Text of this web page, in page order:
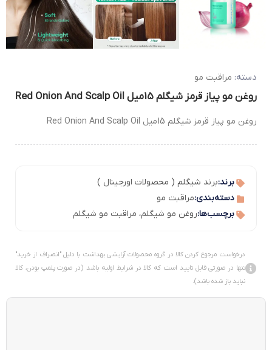
دسته: مراقبت مو
روغن مو پیاز قرمز شیگلم 15میل Red Onion And Scalp Oil
روغن مو پیاز قرمز شیگلم 15میل Red Onion And Scalp Oil
برند:برند شیگلم ( محصولات اورجینال )
دسته‌بندی:مراقبت مو
برچسب‌ها:روغن مو شیگلم، مراقبت مو شیگلم
درخواست مرجوع کردن کالا در گروه محصولات آرایشی بهداشت با دلیل "انصراف از خرید"
تنها در صورتی قابل تایید است که کالا در شرایط اولیه باشد (در صورت پلمپ بودن، کالا
نباید باز شده باشد).